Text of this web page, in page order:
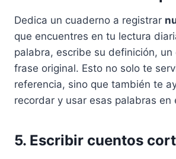
Dedica un cuaderno a registrar
que encuentres en tu lectura
palabra, escribe su definición, un
frase original. Esto no solo te
referencia, sino que también te
recordar y usar esas palabras en
5. Escribir cuentos